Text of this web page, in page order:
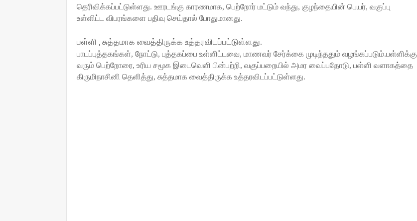
தெரிவிக்கப்பட்டுள்ளது. ஊரடங்கு காரணமாக, பெற்றோர் மட்டும் வந்து, குழந்தையின் பெயர், வகுப்பு
உள்ளிட்ட விபரங்களை பதிவு செய்தால் போதுமானது.
பள்ளி , சுத்தமாக வைத்திருக்க உத்தரவிடப்பட்டுள்ளது.
பாடப்புத்தகங்கள், நோட்டு, புத்தகப்பை உள்ளிட்டவை, மாணவர் சேர்க்கை முடிந்ததும் வழங்கப்படும்.பள்ளிக்கு
வரும் பெற்றோரை, உரிய சமூக இடைவெளி பின்பற்றி, வகுப்பறையில் அமர வைப்பதோடு, பள்ளி வளாகத்தை
கிருமிநாசினி தெளித்து, சுத்தமாக வைத்திருக்க உத்தரவிடப்பட்டுள்ளது.